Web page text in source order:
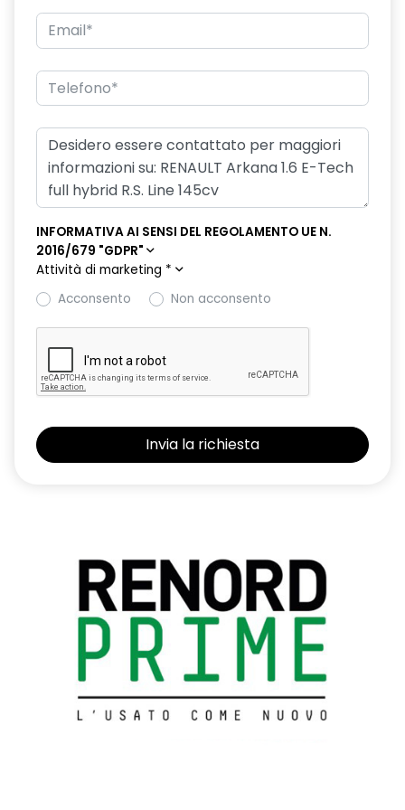
Controllo elettronico della stabilità ESC (ESP)
Digital Driver Display 7"
Doppiofondo bagagliaio con separatore removibile (extra
spazio sotto il pavimento solo per benzina)
Easy Access System II (apertura/chiusura all'avvicinamento)
Eco Drive
posteriore
Frenata d'emergenza attiva (AEBS) con riconoscimento
pedoni e ciclisti
Freno di stazionamento elettrico con funzione auto-hold
Funzione antislittamento ASR
Modanature di protezione laterale in metallo scuro
Paraurti anteriore sportivo con lama aerodinamica F1
Parking camera posteriore
Pedaliera in alluminio
Privacy Glass (Vetri laterali posteriori e lunotto oscurati)
INFORMATIVA AI SENSI DEL REGOLAMENTO UE N.
2016/679 "GDPR"
Attività di marketing *
Acconsento
Non acconsento